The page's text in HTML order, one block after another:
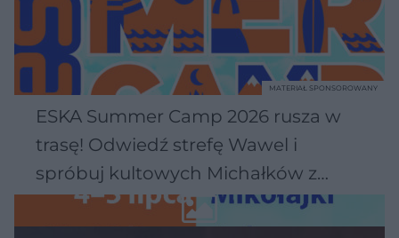
ESKA Summer Camp 2026 rusza w
trasę! Odwiedź strefę Wawel i
spróbuj kultowych Michałków z
Wawelu
MATERIAŁ SPONSOROWANY